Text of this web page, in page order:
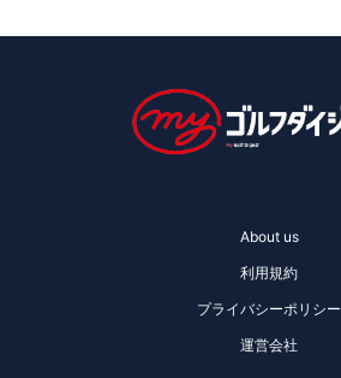
About us
利用規約
プライバシーポリシー
運営会社